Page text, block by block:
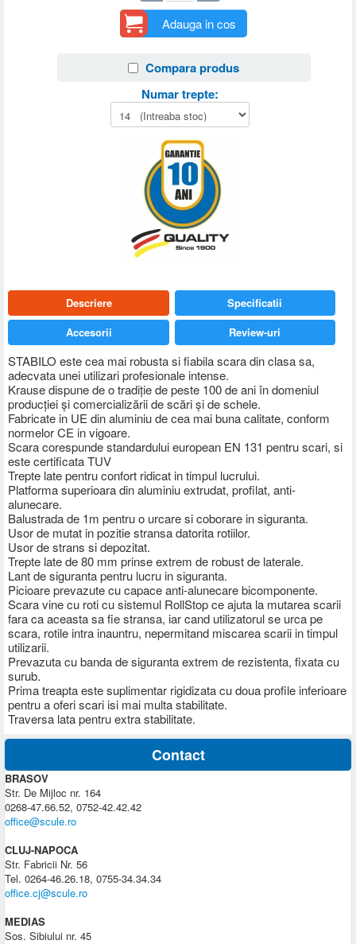
Adauga in cos
Compara produs
Numar trepte:
Descriere
STABILO este cea mai robusta si fiabila scara din clasa sa,
adecvata unei utilizari profesionale intense.
Krause dispune de o tradiţie de peste 100 de ani în domeniul
producţiei şi comercializării de scări şi de schele.
Fabricate in UE din aluminiu de cea mai buna calitate, conform
normelor CE in vigoare.
Scara corespunde standardului european EN 131 pentru scari, si
este certificata TUV
Trepte late pentru confort ridicat in timpul lucrului.
Platforma superioara din aluminiu extrudat, profilat, anti-
alunecare.
Balustrada de 1m pentru o urcare si coborare in siguranta.
Usor de mutat in pozitie stransa datorita rotiilor.
Usor de strans si depozitat.
Trepte late de 80 mm prinse extrem de robust de laterale.
Lant de siguranta pentru lucru in siguranta.
Picioare prevazute cu capace anti-alunecare bicomponente.
Scara vine cu roti cu sistemul RollStop ce ajuta la mutarea scarii
fara ca aceasta sa fie stransa, iar cand utilizatorul se urca pe
scara, rotile intra inauntru, nepermitand miscarea scarii in timpul
utilizarii.
Prevazuta cu banda de siguranta extrem de rezistenta, fixata cu
surub.
Prima treapta este suplimentar rigidizata cu doua profile inferioare
pentru a oferi scari isi mai multa stabilitate.
Traversa lata pentru extra stabilitate.
Specificatii
Accesorii
Review-uri
Contact
BRASOV
Str. De Mijloc nr. 164
0268-47.66.52, 0752-42.42.42
office@scule.ro
CLUJ-NAPOCA
Str. Fabricii Nr. 56
Tel. 0264-46.26.18, 0755-34.34.34
office.cj@scule.ro
MEDIAS
Sos. Sibiului nr. 45